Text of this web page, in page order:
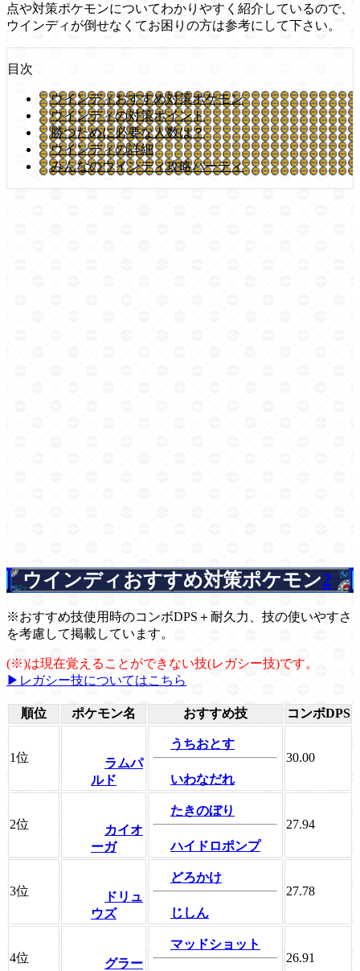
点や対策ポケモンについてわかりやすく紹介しているので、
ウインディが倒せなくてお困りの方は参考にして下さい。
目次
ウインディおすすめ対策ポケモン
ウインディの対策ポイント
勝つために必要な人数は？
ウインディの詳細
みんなのウインディ攻略パーティ
ウインディおすすめ対策ポケモン2
※おすすめ技使用時のコンボDPS＋耐久力、技の使いやすさ
を考慮して掲載しています。
(※)は現在覚えることができない技(レガシー技)です。
▶レガシー技についてはこちら
順位 ポケモン名 おすすめ技 コンボDPS
1位
ラムパ
ルド
うちおとす
いわなだれ
30.00
2位
カイオ
ーガ
たきのぼり
ハイドロポンプ
27.94
3位
ドリュ
ウズ
どろかけ
じしん
27.78
4位
グラー
マッドショット
26.91